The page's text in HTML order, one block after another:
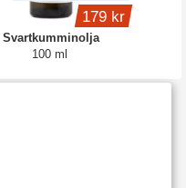
Svartkumminolja
100 ml
179 kr